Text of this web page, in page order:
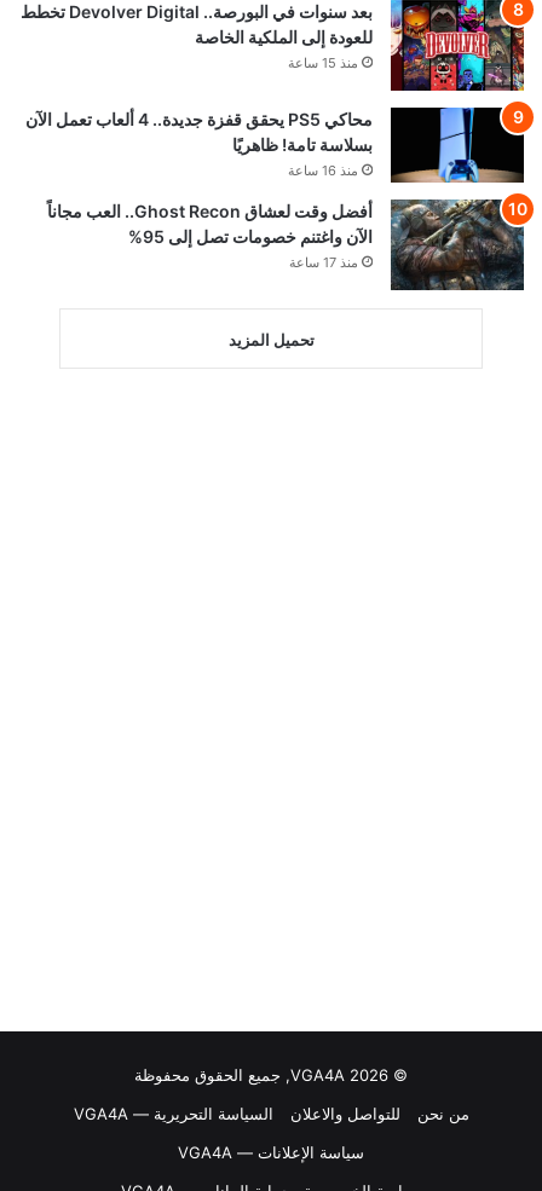
بعد سنوات في البورصة.. Devolver Digital تخطط
للعودة إلى الملكية الخاصة
منذ 15 ساعة
محاكي PS5 يحقق قفزة جديدة.. 4 ألعاب تعمل الآن
بسلاسة تامة! ظاهريًا
منذ 16 ساعة
أفضل وقت لعشاق Ghost Recon.. العب مجاناً
الآن واغتنم خصومات تصل إلى 95%
منذ 17 ساعة
تحميل المزيد
© VGA4A 2026, جميع الحقوق محفوظة
من نحن
للتواصل والاعلان
السياسة التحريرية — VGA4A
سياسة الإعلانات — VGA4A